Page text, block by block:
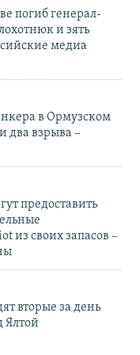
погиб генерал-
и зять
медиа
в Ормузском
два взрыва –
предоставить
из своих запасов –
вторые за день
Ялтой